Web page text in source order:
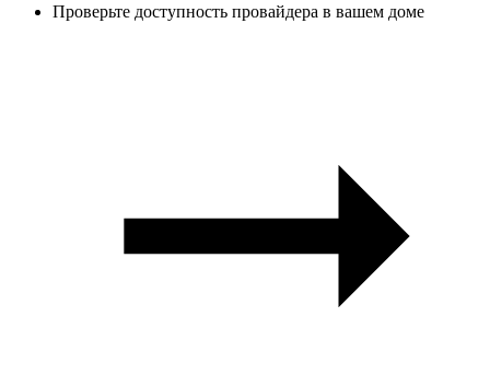
Проверьте доступность провайдера в вашем доме